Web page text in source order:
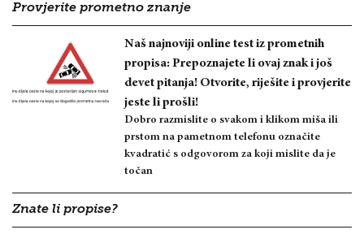
Provjerite prometno znanje
Naš najnoviji online test iz prometnih
propisa: Prepoznajete li ovaj znak i još
devet pitanja! Otvorite, riješite i provjerite
jeste li prošli!
Dobro razmislite o svakom i klikom miša ili
prstom na pametnom telefonu označite
kvadratić s odgovorom za koji mislite da je
točan
Znate li propise?